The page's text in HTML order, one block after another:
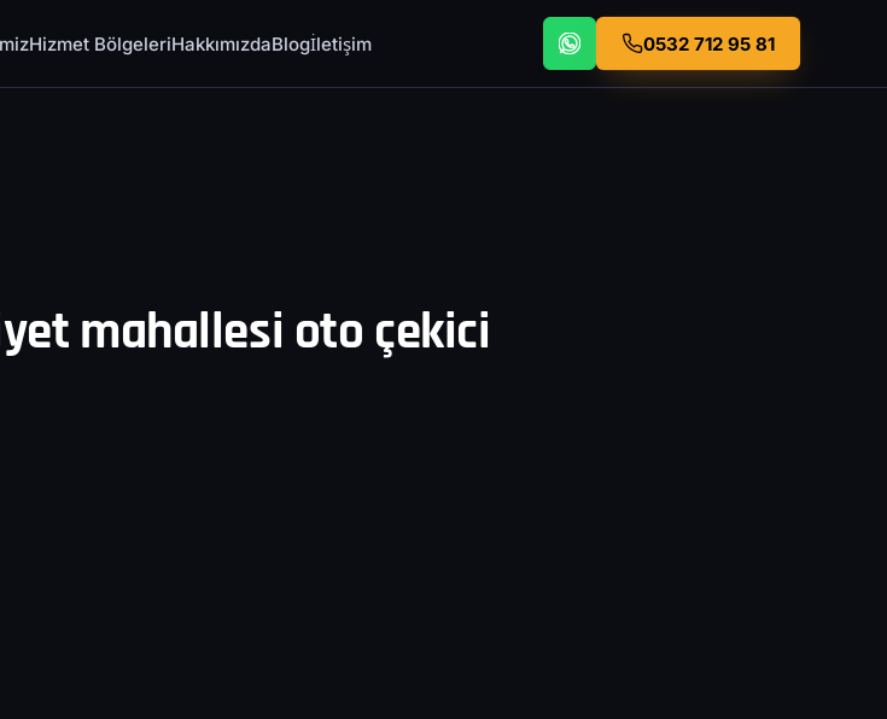
Hizmet BölgeleriHakkımızdaBlogİletişim 0532 712 95 81
mahallesi oto çekici